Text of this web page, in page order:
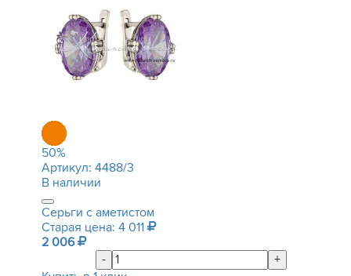
50%
Артикул: 4488/3
В наличии
Серьги с аметистом
Старая цена: 4 011
2 006
-
+